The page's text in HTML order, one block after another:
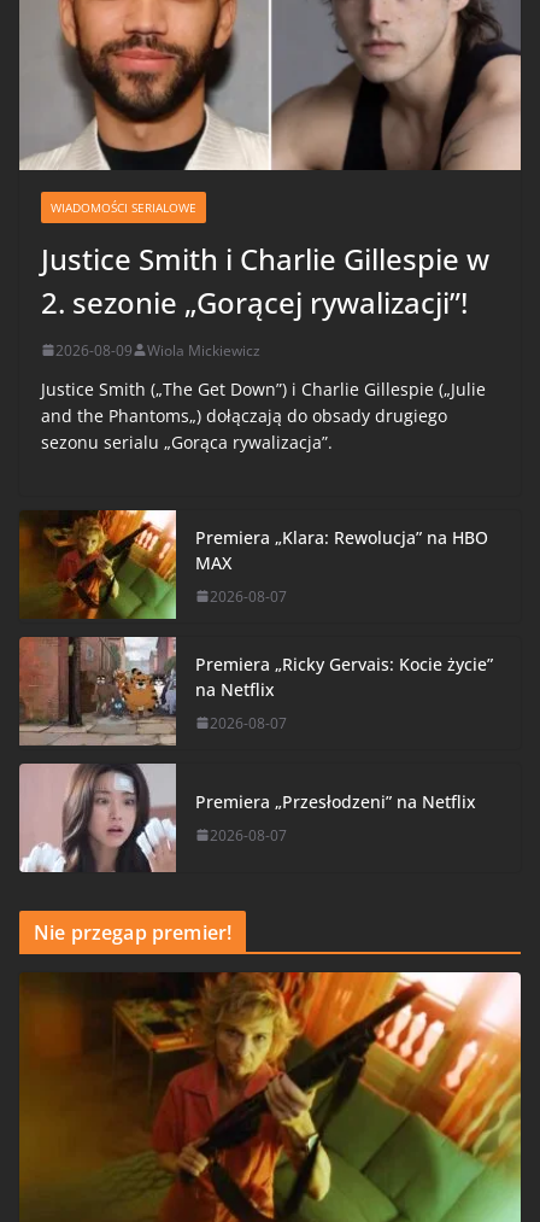
WIADOMOŚCI SERIALOWE
Justice Smith i Charlie Gillespie w
2. sezonie „Gorącej rywalizacji”!
2026-08-09 Wiola Mickiewicz
Justice Smith („The Get Down”) i Charlie Gillespie („Julie
and the Phantoms„) dołączają do obsady drugiego
sezonu serialu „Gorąca rywalizacja”.
Premiera „Klara: Rewolucja” na HBO
MAX
2026-08-07
Premiera „Ricky Gervais: Kocie życie”
na Netflix
2026-08-07
Premiera „Przesłodzeni” na Netflix
2026-08-07
Nie przegap premier!